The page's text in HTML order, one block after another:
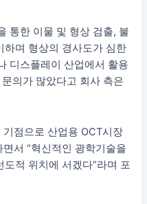
통한 이물 및 형상 검출, 불
하며 형상의 경사도가 심한
디스플레이 산업에서 활용
의가 많았다고 회사 측은
기점으로 산업용 OCT시장
면서“혁신적인 광학기술을
도적 위치에 서겠다”라며 포